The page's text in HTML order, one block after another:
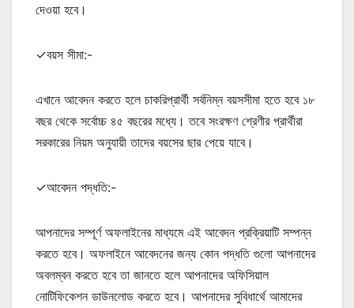
দেওয়া হবে।
✓বয়স সীমা:-
এখানে আবেদন করতে হলে চাকরিপ্রার্থী সর্বনিম্ন বয়সসীমা হতে হবে ১৮
বছর থেকে সর্বোচ্চ ৪৫ বছরের মধ্যে। তবে সংরক্ষণ শ্রেণীর প্রার্থীরা
সরকারের নিয়ম অনুযায়ী তাদের বয়সের ছার পেয়ে যাবে।
✓আবেদন পদ্ধতি:-
আপনাদের সম্পূর্ণ অফলাইনের মাধ্যমে এই আবেদন প্রক্রিয়াটি সম্পন্ন
করতে হবে। অফলাইনে আবেদনের জন্য কোন পদ্ধতি গুলো আপনাদের
অবলম্বন করতে হবে তা জানতে হলে আপনাদের অফিসিয়াল
নোটিফিকেশন ডাউনলোড করতে হবে। আপনাদের সুবিধার্থে আমাদের